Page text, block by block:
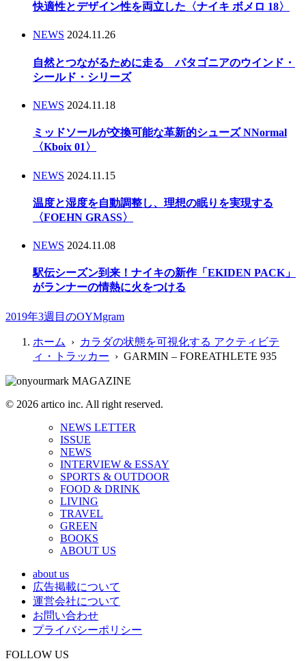
快適性とデザイン性を両立した〈ナイキ ボメロ 18〉
NEWS 2024.11.26
自然とつながるために走る パタゴニアのウインド・
シールド・シリーズ
NEWS 2024.11.18
ミッドソールが交換可能な革新的シューズ NNormal
〈Kboix 01〉
NEWS 2024.11.15
温度と湿度を自動調整し、理想の眠りを実現する
〈FOEHN GRASS〉
NEWS 2024.11.08
駅伝シーズン到来！ナイキの新作「EKIDEN PACK」
がランナーの情熱に火をつける
2019年3週目のOYMgram
ホーム › カラダの状態を可視化する アクティビテ
ィ・トラッカー › GARMIN – FOREATHLETE 935
© 2026 artico inc. All right reserved.
NEWS LETTER
ISSUE
NEWS
INTERVIEW & ESSAY
SPORTS & OUTDOOR
FOOD & DRINK
LIVING
TRAVEL
GREEN
BOOKS
ABOUT US
about us
広告掲載について
運営会社について
お問い合わせ
プライバシーポリシー
FOLLOW US